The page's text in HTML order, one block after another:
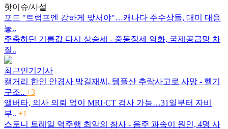
핫이슈/사설
포드 "트럼프엔 강하게 맞서야"…캐나다 주수상들, 대미 대응
놓..
주춤하던 기름값 다시 상승세 - 중동정세 악화, 국제공급망 차
질..
최근인기기사
캘거리 한인 안경사 박길재씨, 템플산 추락사고로 사망 - 헬기
구조.. +3
앨버타, 의사 의뢰 없이 MRI·CT 검사 가능…31일부터 자비
부.. +1
스토니 트레일 역주행 최악의 참사 - 음주 과속이 원인, 4명 사